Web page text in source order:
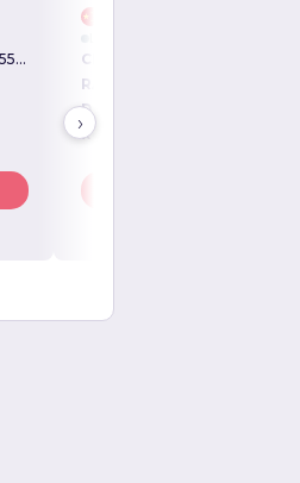
2x Intel Xeon L5520 2.26GHz
CPU
RAM
Disque
Réseau
›